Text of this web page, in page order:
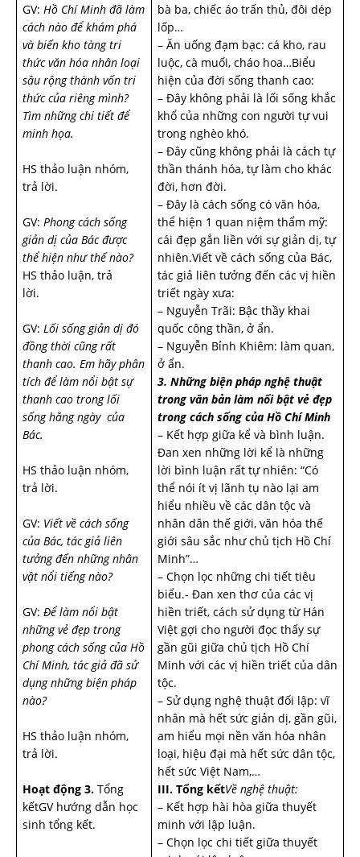
GV: Hồ Chí Minh đã làm
cách nào để khám phá
và biến kho tàng tri
thức văn hóa nhân loại
sâu rộng thành vốn tri
thức của riêng mình?
Tìm những chi tiết để
minh họa.
HS thảo luận nhóm,
trả lời.
GV: Phong cách sống
giản dị của Bác được
thể hiện như thế nào?
HS thảo luận, trả
lời.
GV: Lối sống giản dị đó
đồng thời cũng rất
thanh cao. Em hãy phân
tích để làm nổi bật sự
thanh cao trong lối
sống hằng ngày của
Bác.
HS thảo luận nhóm,
trả lời.
GV: Viết về cách sống
của Bác, tác giả liên
tưởng đến những nhân
vật nổi tiếng nào?
GV: Để làm nổi bật
những vẻ đẹp trong
phong cách sống của Hồ
Chí Minh, tác giả đã sử
dụng những biện pháp
nào?
HS thảo luận nhóm,
trả lời.
Hoạt động 3. Tổng
kếtGV hướng dẫn học
sinh tổng kết.
bà ba, chiếc áo trấn thủ, đôi dép
lốp…
– Ăn uống đạm bạc: cá kho, rau
luộc, cà muối, cháo hoa…Biểu
hiện của đời sống thanh cao:
– Đây không phải là lối sống khắc
khổ của những con người tự vui
trong nghèo khó.
– Đây cũng không phải là cách tự
thần thánh hóa, tự làm cho khác
đời, hơn đời.
– Đây là cách sống có văn hóa,
thể hiện 1 quan niệm thẩm mỹ:
cái đẹp gắn liền với sự giản dị, tự
nhiên.Viết về cách sống của Bác,
tác giả liên tưởng đến các vị hiền
triết ngày xưa:
– Nguyễn Trãi: Bậc thầy khai
quốc công thần, ở ẩn.
– Nguyễn Bỉnh Khiêm: làm quan,
ở ẩn.
3. Những biện pháp nghệ thuật
trong văn bản làm nổi bật vẻ đẹp
trong cách sống của Hồ Chí Minh
– Kết hợp giữa kể và bình luận.
Đan xen những lời kể là những
lời bình luận rất tự nhiên: “Có
thể nói ít vị lãnh tụ nào lại am
hiểu nhiều về các dân tộc và
nhân dân thế giới, văn hóa thế
giới sâu sắc như chủ tịch Hồ Chí
Minh”…
– Chọn lọc những chi tiết tiêu
biểu.- Đan xen thơ của các vị
hiền triết, cách sử dụng từ Hán
Việt gợi cho người đọc thấy sự
gần gũi giữa chủ tịch Hồ Chí
Minh với các vị hiền triết của dân
tộc.
– Sử dụng nghệ thuật đối lập: vĩ
nhân mà hết sức giản dị, gần gũi,
am hiểu mọi nền văn hóa nhân
loại, hiệu đại mà hết sức dân tộc,
hết sức Việt Nam,…
III. Tổng kếtVề nghệ thuật:
– Kết hợp hài hòa giữa thuyết
minh với lập luận.
– Chọn lọc chi tiết giữa thuyết